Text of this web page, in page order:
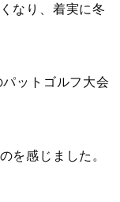
なり、着実に冬
ットゴルフ大会
を感じました。